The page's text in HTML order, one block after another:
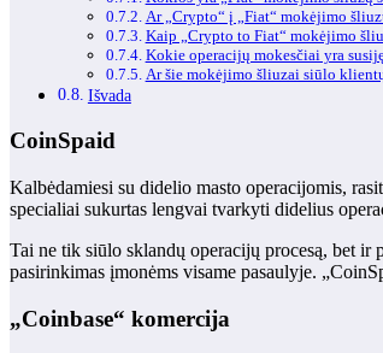
Ar „Crypto“ į „Fiat“ mokėjimo
Kaip „Crypto to Fiat“ mokėjimo
Kokie operacijų mokesčiai yra
Ar šie mokėjimo šliuzai siūlo
Išvada
CoinSpaid
Kalbėdamiesi su didelio masto operacijomis,
specialiai sukurtas lengvai tvarkyti didelius
Tai ne tik siūlo sklandų operacijų procesą, bet
pasirinkimas įmonėms visame pasaulyje.
„Coinbase“ komercija